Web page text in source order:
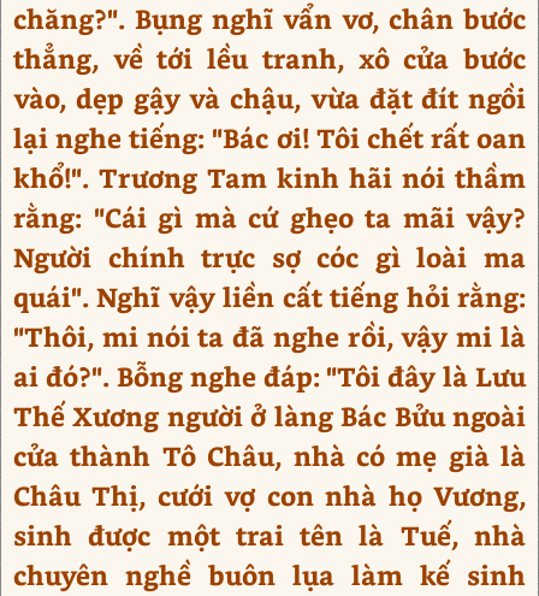
chăng?". Bụng nghĩ vẩn vơ, chân bước
thẳng, về tới lều tranh, xô cửa bước
vào, dẹp gậy và chậu, vừa đặt đít ngồi
lại nghe tiếng: "Bác ơi! Tôi chết rất oan
khổ!". Trương Tam kinh hãi nói thầm
rằng: "Cái gì mà cứ ghẹo ta mãi vậy?
Người chính trực sợ cóc gì loài ma
quái". Nghĩ vậy liền cất tiếng hỏi rằng:
"Thôi, mi nói ta đã nghe rồi, vậy mi là
ai đó?". Bỗng nghe đáp: "Tôi đây là Lưu
Thế Xương người ở làng Bác Bửu ngoài
cửa thành Tô Châu, nhà có mẹ già là
Châu Thị, cưới vợ con nhà họ Vương,
sinh được một trai tên là Tuế, nhà
chuyên nghề buôn lụa làm kế sinh